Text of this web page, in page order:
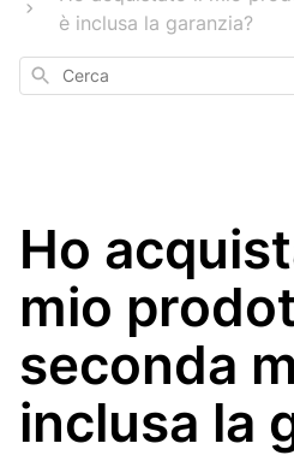
è inclusa la garanzia?
Cerca
Ho
mio
seconda
inclusa la